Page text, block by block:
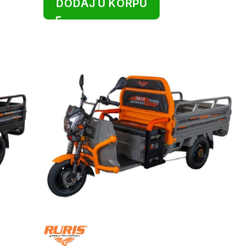
DODAJ U KORPU